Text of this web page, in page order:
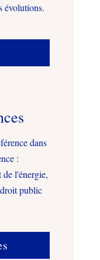
évolutions.
dans
:
l'énergie,
public